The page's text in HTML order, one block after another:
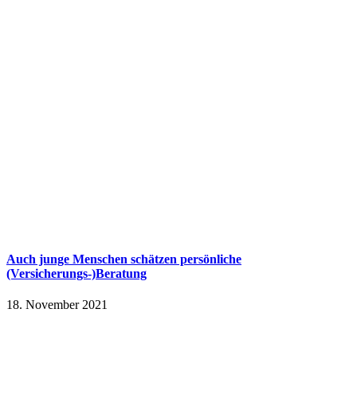
Auch junge Menschen schätzen persönliche
(Versicherungs-)Beratung
18. November 2021